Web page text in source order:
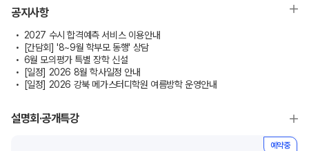
공지사항
2027 수시 합격예측 서비스 이용안내
[간담회] '8~9월 학부모 동행' 상담
6월 모의평가 특별 장학 신설
[일정] 2026 8월 학사일정 안내
[일정] 2026 강북 메가스터디학원 여름방학 운영안내
설명회·공개특강
예약중